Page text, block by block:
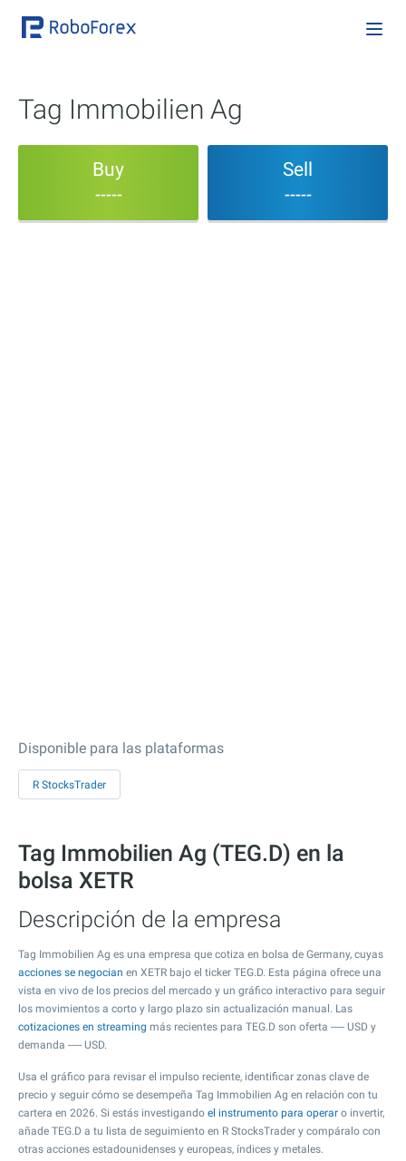
Tag Immobilien Ag
Buy
-----
Sell
-----
Disponible para las plataformas
R StocksTrader
Tag Immobilien Ag (TEG.D) en la
bolsa XETR
Descripción de la empresa
Tag Immobilien Ag es una empresa que cotiza en bolsa de Germany, cuyas
acciones se negocian en XETR bajo el ticker TEG.D. Esta página ofrece una
vista en vivo de los precios del mercado y un gráfico interactivo para seguir
los movimientos a corto y largo plazo sin actualización manual. Las
cotizaciones en streaming más recientes para TEG.D son oferta ----- USD y
demanda ----- USD.
Usa el gráfico para revisar el impulso reciente, identificar zonas clave de
precio y seguir cómo se desempeña Tag Immobilien Ag en relación con tu
cartera en 2026. Si estás investigando el instrumento para operar o invertir,
añade TEG.D a tu lista de seguimiento en R StocksTrader y compáralo con
otras acciones estadounidenses y europeas, índices y metales.